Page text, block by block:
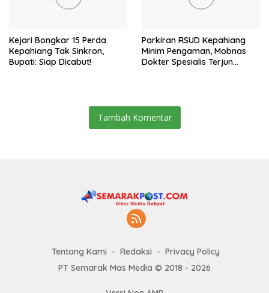
Kejari Bongkar 15 Perda
Kepahiang Tak Sinkron,
Bupati: Siap Dicabut!
Parkiran RSUD Kepahiang
Minim Pengaman, Mobnas
Dokter Spesialis Terjun
Tambah Komentar
Tentang Kami Redaksi
Privacy Policy
PT Semarak Mas Media © 2018 - 2026